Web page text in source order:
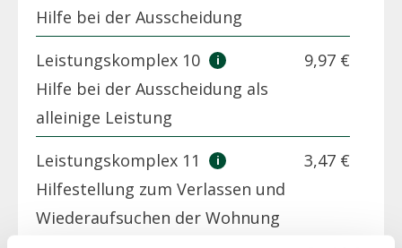
Hilfe bei der Ausscheidung
Leistungskomplex 10
Hilfe bei der Ausscheidung als
alleinige Leistung
9,97 €
Leistungskomplex 11
Hilfestellung zum Verlassen und
Wiederaufsuchen der Wohnung
3,47 €